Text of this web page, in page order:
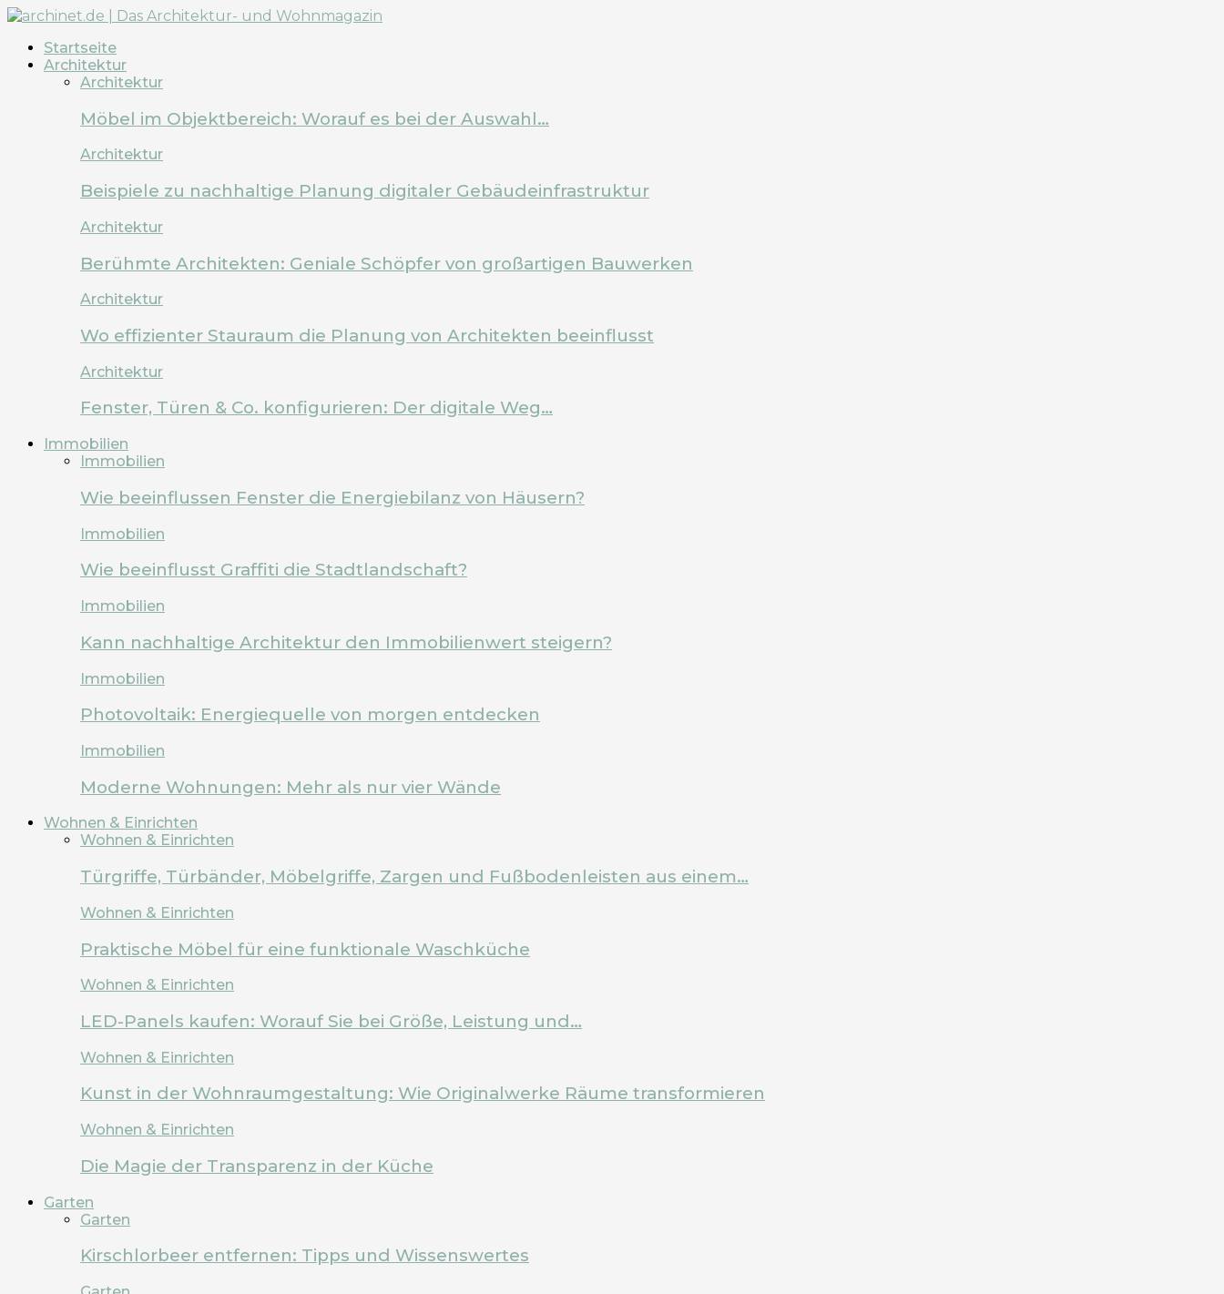
Startseite
Architektur
Architektur
Möbel im Objektbereich: Worauf es bei der Auswahl…
Architektur
Beispiele zu nachhaltige Planung digitaler Gebäudeinfrastruktur
Architektur
Berühmte Architekten: Geniale Schöpfer von großartigen Bauwerken
Architektur
Wo effizienter Stauraum die Planung von Architekten beeinflusst
Architektur
Fenster, Türen & Co. konfigurieren: Der digitale Weg…
Immobilien
Immobilien
Wie beeinflussen Fenster die Energiebilanz von Häusern?
Immobilien
Wie beeinflusst Graffiti die Stadtlandschaft?
Immobilien
Kann nachhaltige Architektur den Immobilienwert steigern?
Immobilien
Photovoltaik: Energiequelle von morgen entdecken
Immobilien
Moderne Wohnungen: Mehr als nur vier Wände
Wohnen & Einrichten
Wohnen & Einrichten
Türgriffe, Türbänder, Möbelgriffe, Zargen und Fußbodenleisten aus einem…
Wohnen & Einrichten
Praktische Möbel für eine funktionale Waschküche
Wohnen & Einrichten
LED-Panels kaufen: Worauf Sie bei Größe, Leistung und…
Wohnen & Einrichten
Kunst in der Wohnraumgestaltung: Wie Originalwerke Räume transformieren
Wohnen & Einrichten
Die Magie der Transparenz in der Küche
Garten
Garten
Kirschlorbeer entfernen: Tipps und Wissenswertes